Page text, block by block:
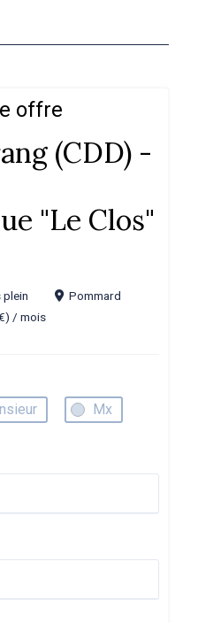
offre
(CDD) -
"Le Clos"
plein
Pommard
/ mois
Mx